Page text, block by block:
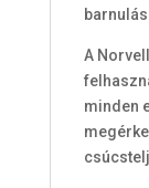
A
minden